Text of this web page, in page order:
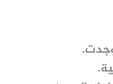
وجدت.